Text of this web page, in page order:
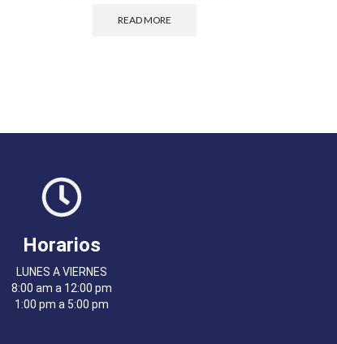
READ MORE
Horarios
LUNES A VIERNES
8:00 am a 12:00 pm
1:00 pm a 5:00 pm